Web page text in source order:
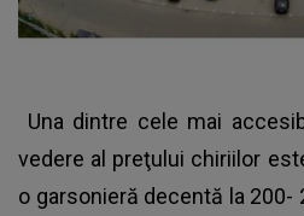
Una dintre cele mai
vedere al preţului chiriilor
o garsonieră decentă la 200-